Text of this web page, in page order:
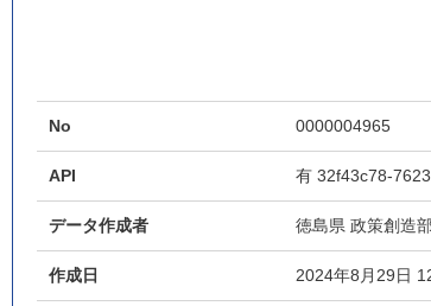
No 0000004965
API 有 32f43c78-
データ作成者 徳島県 政策創造
作成日 2024年8月29日